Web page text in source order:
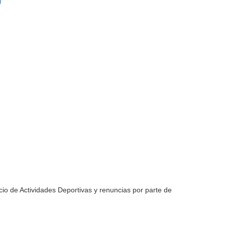
de Actividades Deportivas y renuncias por parte de